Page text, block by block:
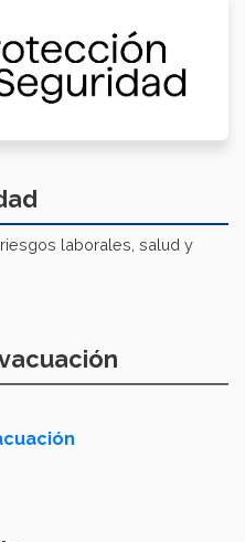
laborales, salud y